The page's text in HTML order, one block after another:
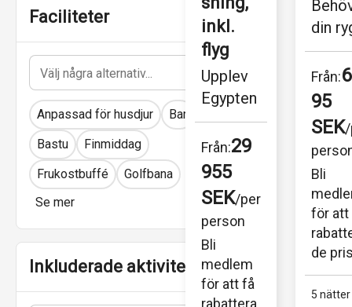
Faciliteter
Anpassad för husdjur
Bar
Bastu
Finmiddag
Frukostbuffé
Golfbana
Se mer
Inkluderade aktiviteter
inkl.
flyg
Upplev
Egypten
s
fasciner
ande
charm
med
vårt
lyxiga
äventyr
från
Från:29
955
SEK/per
person
Bli
medlem
för att få
rabattera
din
lite
extra
e?
dig
nande
nätter
med
spa...
Från:
95
SEK/
Bli
för att
de
5 nätter